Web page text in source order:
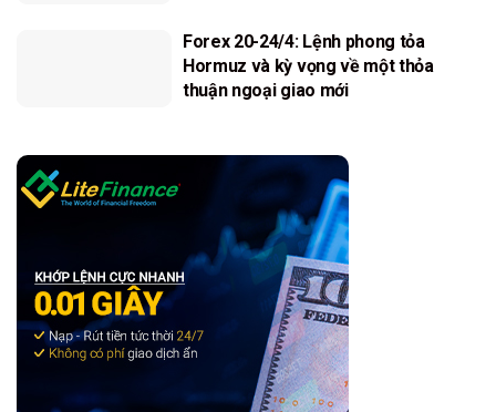
Forex 20-24/4: Lệnh phong tỏa
Hormuz và kỳ vọng về một thỏa
thuận ngoại giao mới